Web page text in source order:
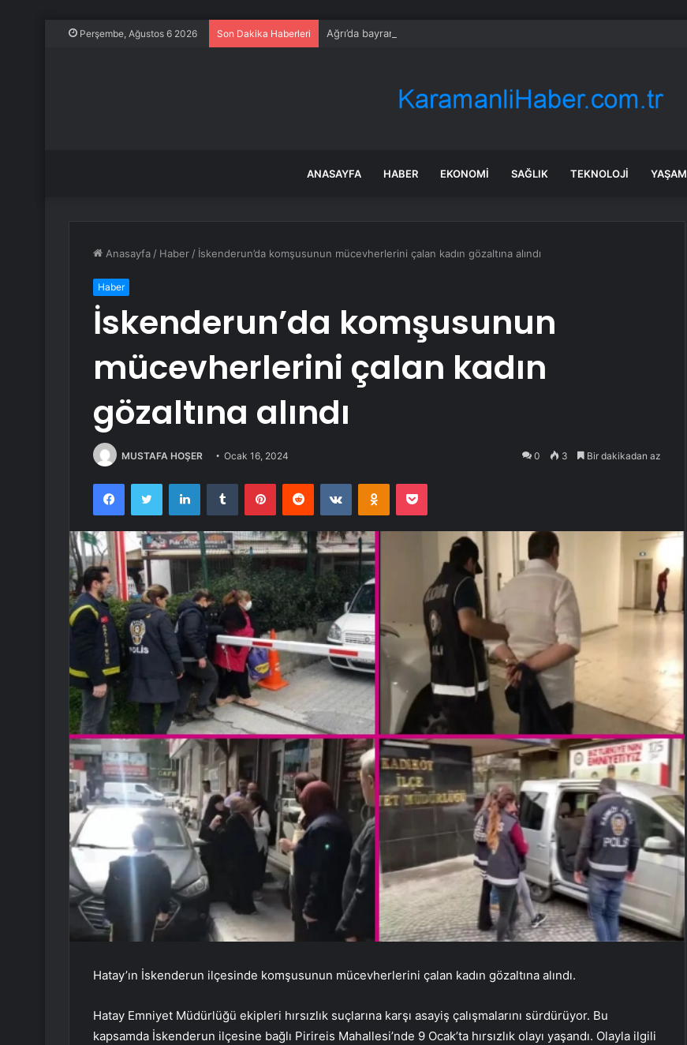
Perşembe, Ağustos 6 2026 Son Dakika Haberleri Ağrı’da bayram tedbirleri artırıldı
ANASAYFA HABER EKONOMI SAĞLIK TEKNOLOJI YAŞAM
Anasayfa / Haber / İskenderun’da komşusunun mücevherlerini çalan kadın gözaltına alındı
Haber
İskenderun’da komşusunun
mücevherlerini çalan kadın
gözaltına alındı
MUSTAFA HOŞER Ocak 16, 2024 0 3 Bir dakikadan az
FacebookTwitter LinkedInTumblr PinterestReddit VKontakteOdnoklassniki
Pocket
Hatay’ın İskenderun ilçesinde komşusunun mücevherlerini çalan kadın gözaltına alındı.
Hatay Emniyet Müdürlüğü ekipleri hırsızlık suçlarına karşı asayiş çalışmalarını sürdürüyor. Bu
kapsamda İskenderun ilçesine bağlı Pirireis Mahallesi’nde 9 Ocak’ta hırsızlık olayı yaşandı. Olayla ilgili